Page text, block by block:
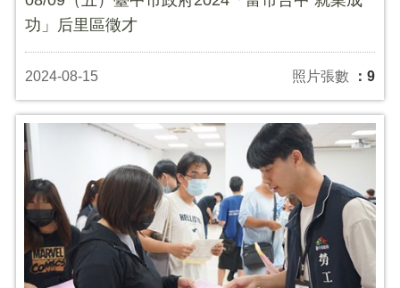
功」后里區徵才
2024-08-15 照片張數 ：9